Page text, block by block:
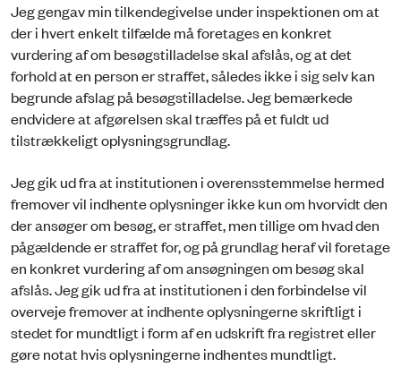
Jeg gengav min tilkendegivelse under inspektionen om at
der i hvert enkelt tilfælde må foretages en konkret
vurdering af om besøgstilladelse skal afslås, og at det
forhold at en person er straffet, således ikke i sig selv kan
begrunde afslag på besøgstilladelse. Jeg bemærkede
endvidere at afgørelsen skal træffes på et fuldt ud
tilstrækkeligt oplysningsgrundlag.
Jeg gik ud fra at institutionen i overensstemmelse hermed
fremover vil indhente oplysninger ikke kun om hvorvidt den
der ansøger om besøg, er straffet, men tillige om hvad den
pågældende er straffet for, og på grundlag heraf vil foretage
en konkret vurdering af om ansøgningen om besøg skal
afslås. Jeg gik ud fra at institutionen i den forbindelse vil
overveje fremover at indhente oplysningerne skriftligt i
stedet for mundtligt i form af en udskrift fra registret eller
gøre notat hvis oplysningerne indhentes mundtligt.